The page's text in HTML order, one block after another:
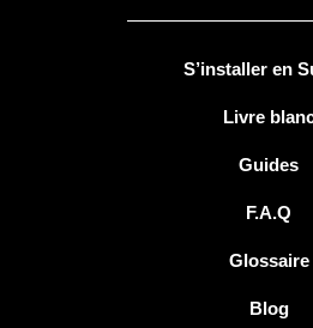
S’installer en
Livre
Guides
F.A.Q
Glossaire
Blog